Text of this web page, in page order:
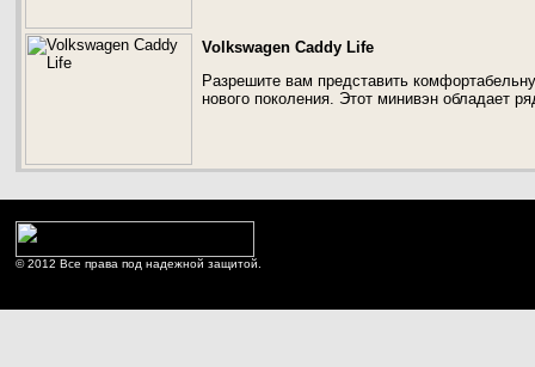
Volkswagen Caddy Life
Разрешите вам представить
нового поколения. Этот минивэн обладает
© 2012 Все права под надежной защитой.